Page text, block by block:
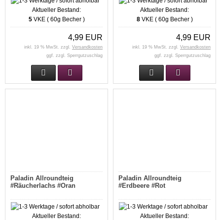
Aktueller Bestand:
5VKE ( 60g Becher )
4,99 EUR
inkl. 19 % MwSt. zzgl. Versandkosten
ggf. zzgl. Sperrgutzuschlag
Aktueller Bestand:
8VKE ( 60g Becher )
4,99 EUR
inkl. 19 % MwSt. zzgl. Versandkosten
ggf. zzgl. Sperrgutzuschlag
Paladin Allroundteig
#Räucherlachs #Oran
Aktueller Bestand:
Paladin Allroundteig
#Erdbeere #Rot
Aktueller Bestand: